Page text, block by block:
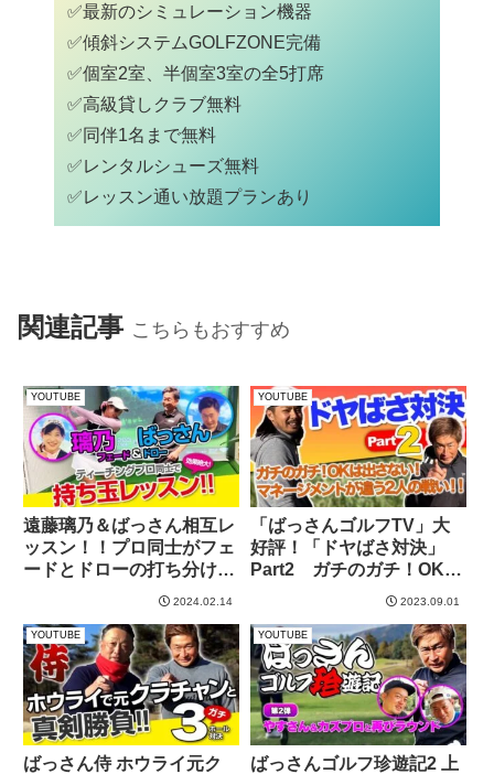
✅最新のシミュレーション機器
✅傾斜システムGOLFZONE完備
✅個室2室、半個室3室の全5打席
✅高級貸しクラブ無料
✅同伴1名まで無料
✅レンタルシューズ無料
✅レッスン通い放題プランあり
関連記事 こちらもおすすめ
YOUTUBE
遠藤璃乃＆ばっさん相互レ
ッスン！！プロ同士がフェ
ードとドローの打ち分け方
法を教えるとこうなる！
2024.02.14
YOUTUBE
「ばっさんゴルフTV」大
好評！「ドヤばさ対決」
Part2 ガチのガチ！OKは
2023.09.01
YOUTUBE
ばっさん侍 ホウライ元ク
YOUTUBE
ばっさんゴルフ珍遊記2 上